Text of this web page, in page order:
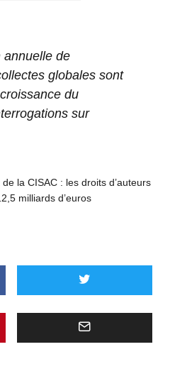
annuelle de
globales sont
du
sur
la CISAC : les droits d’auteurs
milliards d’euros